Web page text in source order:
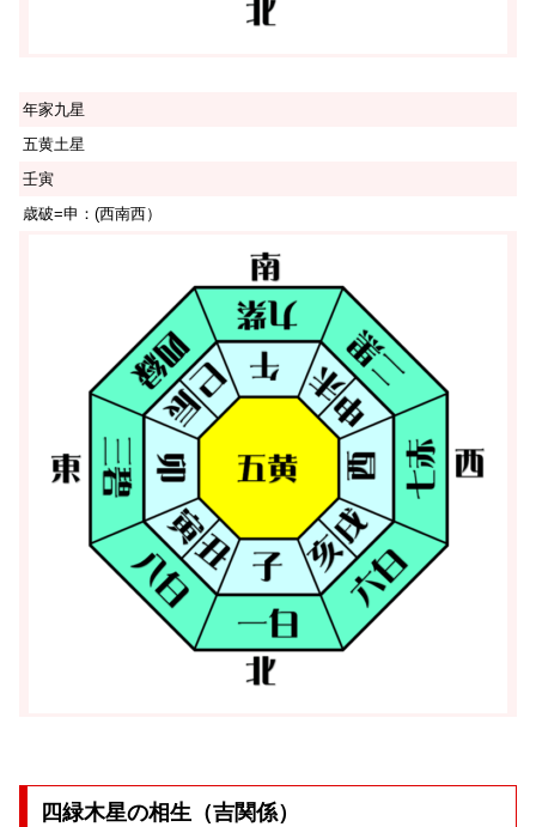
年家九星
五黄土星
壬寅
歳破=申：(西南西）
四緑木星の相生（吉関係）